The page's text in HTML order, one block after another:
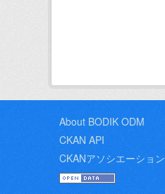
About BODIK ODM
CKAN API
CKANアソシエーション